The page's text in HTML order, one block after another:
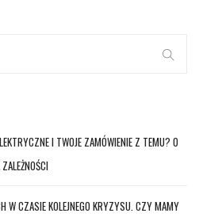
I TWOJE ZAMÓWIENIE Z TEMU? O
W CZASIE KOLEJNEGO KRYZYSU. CZY MAMY